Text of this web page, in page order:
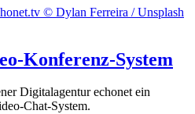
Konferenz-System
Digitalagentur echonet ein
Chat-System.